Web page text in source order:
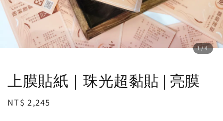
1/4
上膜貼紙｜珠光超黏貼 | 亮膜
Regular
NT$ 2,245